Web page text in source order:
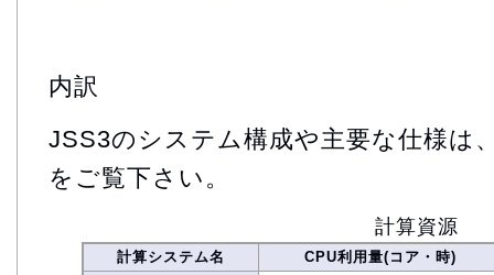
内訳
JSS3のシステム構成や主要な仕様は
をご覧下さい。
計算資源
計算システム名
CPU利用量(コア・時)